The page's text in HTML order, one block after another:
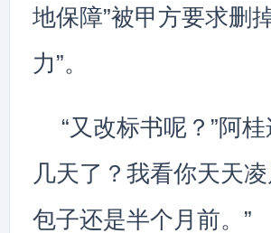
地保障”被甲方要求删
力”。
“又改标书呢？”阿
几天了？我看你天天
包子还是半个月前。”